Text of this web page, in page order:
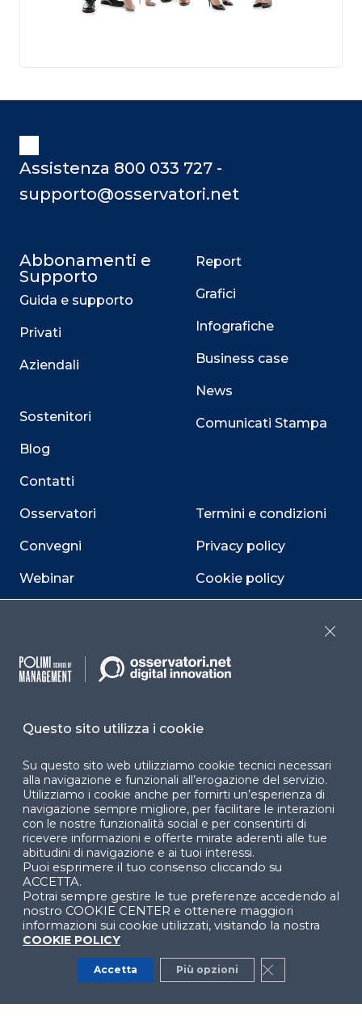
Assistenza 800 033 727 -
supporto@osservatori.net
Abbonamenti e
Supporto
Guida e supporto
Privati
Aziendali
Sostenitori
Blog
Contatti
Osservatori
Convegni
Webinar
Report
Grafici
Infografiche
Business case
News
Comunicati Stampa
Termini e condizioni
Privacy policy
Cookie policy
accessibilità
Facebook LinkedIn
YouTube X
© 2024 Copyright © Politecnico di Milano Dipartimento
di Ingegneria Gestionale
Questo sito utilizza i cookie
Su questo sito web utilizziamo cookie tecnici necessari
alla navigazione e funzionali all’erogazione del servizio.
Utilizziamo i cookie anche per fornirti un’esperienza di
navigazione sempre migliore, per facilitare le interazioni
con le nostre funzionalità social e per consentirti di
ricevere informazioni e offerte mirate aderenti alle tue
abitudini di navigazione e ai tuoi interessi.
Puoi esprimere il tuo consenso cliccando su
ACCETTA.
Potrai sempre gestire le tue preferenze accedendo al
nostro COOKIE CENTER e ottenere maggiori
informazioni sui cookie utilizzati, visitando la nostra
COOKIE POLICY
Accetta Più opzioni Close GDPR